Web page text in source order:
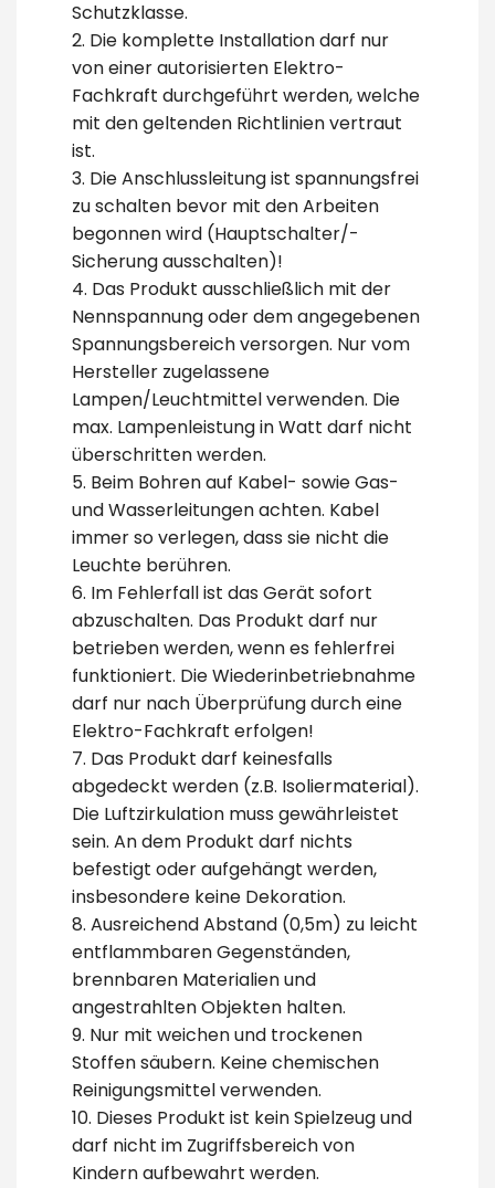
Schutzklasse.
2. Die komplette Installation darf nur
von einer autorisierten Elektro-
Fachkraft durchgeführt werden, welche
mit den geltenden Richtlinien vertraut
ist.
3. Die Anschlussleitung ist spannungsfrei
zu schalten bevor mit den Arbeiten
begonnen wird (Hauptschalter/-
Sicherung ausschalten)!
4. Das Produkt ausschließlich mit der
Nennspannung oder dem angegebenen
Spannungsbereich versorgen. Nur vom
Hersteller zugelassene
Lampen/Leuchtmittel verwenden. Die
max. Lampenleistung in Watt darf nicht
überschritten werden.
5. Beim Bohren auf Kabel- sowie Gas-
und Wasserleitungen achten. Kabel
immer so verlegen, dass sie nicht die
Leuchte berühren.
6. Im Fehlerfall ist das Gerät sofort
abzuschalten. Das Produkt darf nur
betrieben werden, wenn es fehlerfrei
funktioniert. Die Wiederinbetriebnahme
darf nur nach Überprüfung durch eine
Elektro-Fachkraft erfolgen!
7. Das Produkt darf keinesfalls
abgedeckt werden (z.B. Isoliermaterial).
Die Luftzirkulation muss gewährleistet
sein. An dem Produkt darf nichts
befestigt oder aufgehängt werden,
insbesondere keine Dekoration.
8. Ausreichend Abstand (0,5m) zu leicht
entflammbaren Gegenständen,
brennbaren Materialien und
angestrahlten Objekten halten.
9. Nur mit weichen und trockenen
Stoffen säubern. Keine chemischen
Reinigungsmittel verwenden.
10. Dieses Produkt ist kein Spielzeug und
darf nicht im Zugriffsbereich von
Kindern aufbewahrt werden.